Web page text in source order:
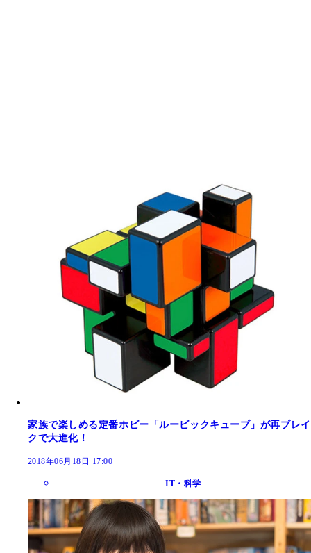
家族で楽しめる定番ホビー「ルービックキューブ」が再ブレイ
クで大進化！
2018年06月18日 17:00
IT・科学